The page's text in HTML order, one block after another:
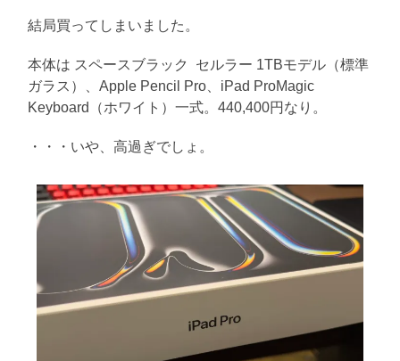
結局買ってしまいました。
本体は スペースブラック セルラー 1TBモデル（標準
ガラス）、Apple Pencil Pro、iPad ProMagic
Keyboard（ホワイト）一式。440,400円なり。
・・・いや、高過ぎでしょ。